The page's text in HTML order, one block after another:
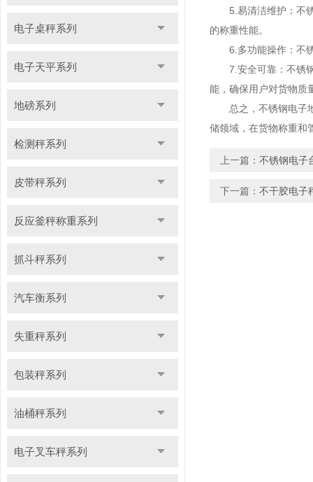
电子桌秤系列
电子天平系列
地磅系列
检测秤系列
皮带秤系列
反应釜秤称重系列
抓斗秤系列
汽车衡系列
失重秤系列
包装秤系列
油桶秤系列
电子叉车秤系列
5.易清洁维护：不锈
的称重性能。
6.多功能操作：不锈
7.安全可靠：不锈钢
能，确保用户对货物质
总之，不锈钢电子地
储领域，在货物称重和
上一篇： 不锈钢电子
下一篇： 不干胶电子